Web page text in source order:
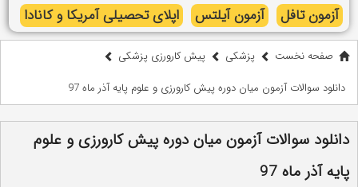
آزمون تافل
آزمون آیلتس اپلای تحصیلی آمریکا و کانادا
صفحه نخست پزشکی
پیش کارورزی پزشکی
دانلود سوالات آزمون میان دوره پیش کارورزی و علوم پایه آذر ماه 97
دانلود سوالات آزمون میان دوره پیش کارورزی و علوم
پایه آذر ماه 97